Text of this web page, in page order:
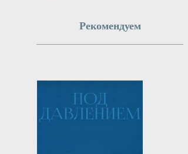
гибридной войне Барт де
представителя СБУ и передал
сжиженный природный газ.
«Газеты.Ru».
7 августа 2026г.
Рекомендуем